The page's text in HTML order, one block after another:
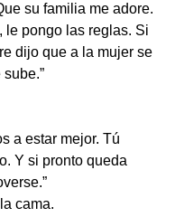
su familia me adore.
le pongo las reglas. Si
dijo que a la mujer se
a estar mejor. Tú
Y si pronto queda
cama.